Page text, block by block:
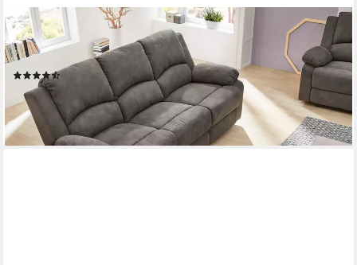
JOCKENHÖFER GRUPPE
3-Sitzer Dakota, B: 204 cm, mit Relax- & Liegefunktion,
Taschenfederkern-Polsterung
599,99 € 1.049,99 €
-43%
lieferbar - in 2-3 Werktagen bei dir